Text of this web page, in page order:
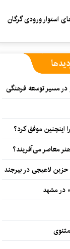
استوار ورودی گرگان
در مسیر توسعه فرهنگی
اینچنین موفق کرد؟
معاصر می‌آفریند؟
لاهیجی در بیرجند
در مشهد